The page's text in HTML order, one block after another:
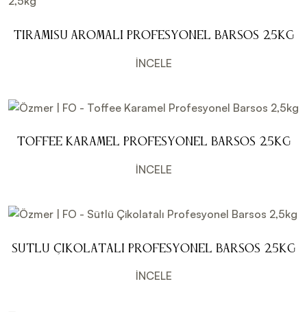
Tiramisu Aromalı Profesyonel Barsos 2,5kg
İNCELE
Toffee Karamel Profesyonel Barsos 2,5kg
İNCELE
Sütlü Çikolatalı Profesyonel Barsos 2,5kg
İNCELE